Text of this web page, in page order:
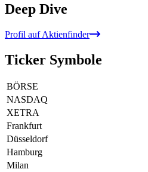
Deep Dive
Profil auf Aktienfinder
Ticker Symbole
BÖRSE
NASDAQ
XETRA
Frankfurt
Düsseldorf
Hamburg
Milan